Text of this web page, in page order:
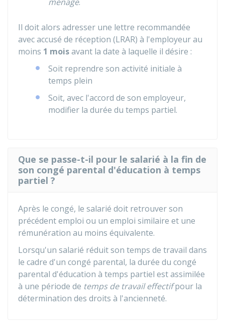
Il doit alors adresser une lettre recommandée
avec accusé de réception (LRAR) à l'employeur au
moins 1 moisavant la date à laquelle il désire :
Soit reprendre son activité initiale à
temps plein
Soit, avec l'accord de son employeur,
modifier la durée du temps partiel.
Que se passe-t-il pour le salarié à la fin de
son congé parental d'éducation à temps
partiel ?
Après le congé, le salarié doit retrouver son
précédent emploi ou un emploi similaire et une
rémunération au moins équivalente.
Lorsqu'un salarié réduit son temps de travail dans
le cadre d'un congé parental, la durée du congé
parental d'éducation à temps partiel est assimilée
à une période de temps de travail effectifpour la
détermination des droits à l'ancienneté.